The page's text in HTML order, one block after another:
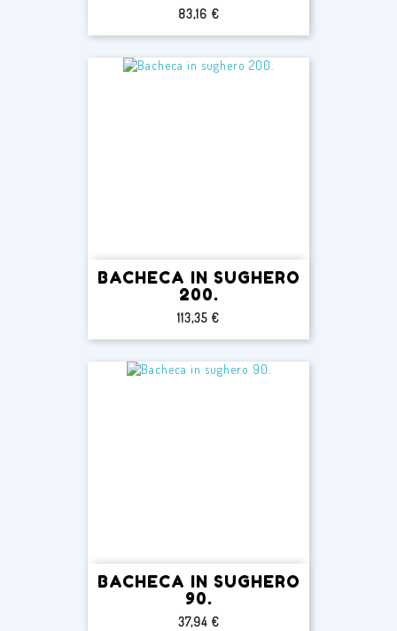
Prezzo
83,16 €
BACHECA IN SUGHERO
200.
Prezzo
113,35 €
BACHECA IN SUGHERO
90.
Prezzo
37,94 €